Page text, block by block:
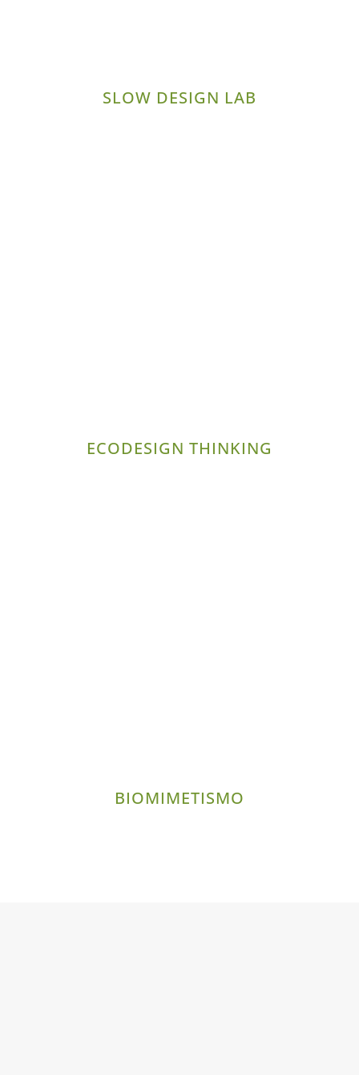
SLOW DESIGN LAB
ECODESIGN THINKING
BIOMIMETISMO